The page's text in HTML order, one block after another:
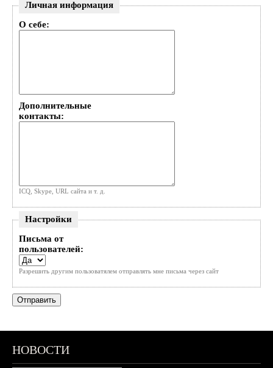
Личная информация
О себе:
Дополнительные
контакты:
ICQ, Skype, URL сайта и т. д.
Настройки
Письма от
пользователей:
Разрешить другим пользоватялем отправлять мне письма через сайт
НОВОСТИ